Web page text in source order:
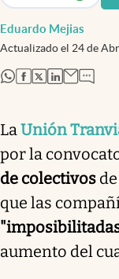
Eduardo Mejias
Actualizado el 24 de
abre en nueva
abre en nueva
abre en
abre en
LaUnión
por la
de colectivos
que las
aumento del